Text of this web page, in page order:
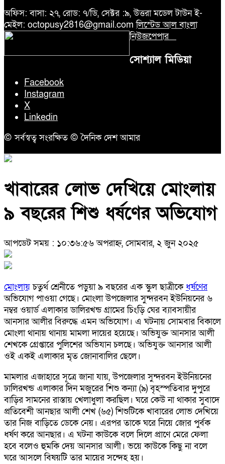
অফিস: বাসা: ২৭, রোড: ৭/ডি, সেক্টর :৯, উত্তরা মডেল টাউন ই-
মেইল: octopusy2816@gmail.comলিস্টেড আল বাংলা
নিউজপেপার
সোশ্যাল মিডিয়া
Facebook
Instagram
X
Linkedin
© সর্বস্বত্ব সংরক্ষিত © দৈনিক দেশ আমার
খাবারের লোভ দেখিয়ে মোংলায়
৯ বছরের শিশু ধর্ষণের অভিযোগ
আপডেট সময় : ১০:৩৬:৫৬ অপরাহ্ন, সোমবার, ২ জুন ২০২৫
মোংলায়চতুর্থ শ্রেনীতে পড়ুয়া ৯ বছরের এক স্কুল ছাত্রীকে ধর্ষণের
অভিযোগ পাওয়া গেছে। মোংলা উপজেলার সুন্দরবন ইউনিয়নের ৬
নম্বর ওয়ার্ড এলাকার ডালিরখন্ড গ্রামের চিংড়ি ঘের ব্যাবসায়ীর
আনসার আলীর বিরুদ্ধে এমন অভিযোগ। এ ঘটনায় সোমবার বিকালে
মোংলা থানায় থানায় মামলা দায়ের হয়েছে। অভিযুক্ত আনসার আলী
শেখকে গ্রেপ্তারে পুলিশের অভিযান চলছে। অভিযুক্ত আনসার আলী
ওই একই এলাকার মৃত জোনাবালির ছেলে।
মামলার এজাহারে সূত্রে জানা যায়, উপজেলার সুন্দরবন ইউনিয়নের
ঢালিরখন্ড এলাকার দিন মজুরের শিশু কন্যা (৯) বৃহস্পতিবার দুপুরে
বাড়ির সামনের রাস্তায় খেলাধুলা করছিল। ঘরে কেউ না থাকার সুবাদে
প্রতিবেশী আনছার আলী শেখ (৬৫) শিশুটিকে খাবারের লোভ দেখিয়ে
তার নিজ বাড়িতে ডেকে নেয়। এরপর তাকে ঘরে নিয়ে জোর পুর্বক
ধর্ষণ করে আনছার। এ ঘটনা কাউকে বলে দিলে প্রাণে মেরে ফেলা
হবে বলেও হুমকি দেয় আনসার আলী। ভয়ে কাউকে কিছু না বলে
ঘরে আসলে বিষয়টি তার মায়ের সন্দেহ হয়।